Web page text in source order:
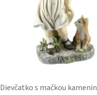
Dievčatko s mačkou